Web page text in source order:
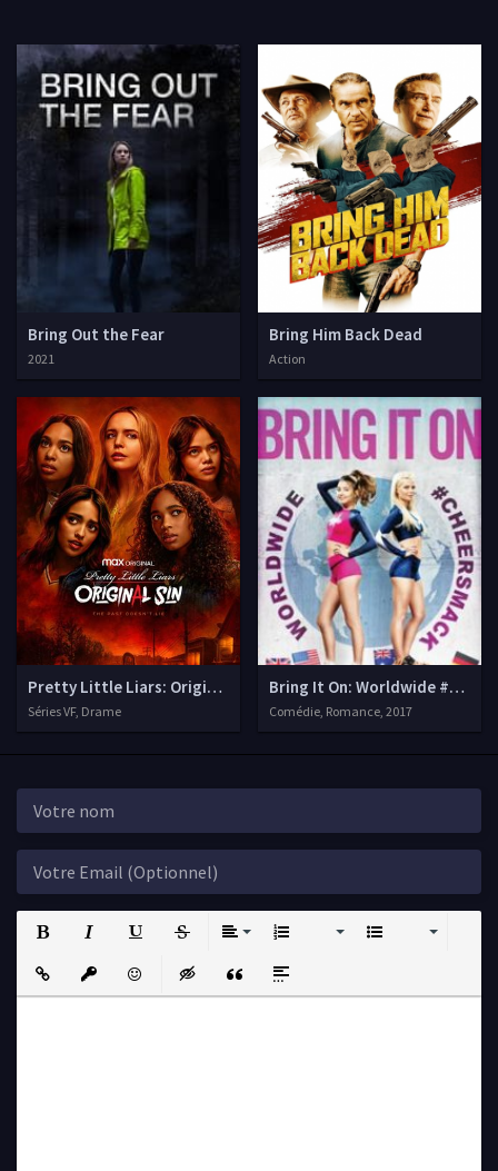
Bring Out the Fear
2021
Bring Him Back Dead
Action
Pretty Little Liars: Original Sin
Séries VF, Drame
Bring It On: Worldwide
Comédie, Romance, 2017
Strikethrough
Insert LinkInsert protected link
EmoticonsInsert hidden text
Insert QuoteInsert spoiler